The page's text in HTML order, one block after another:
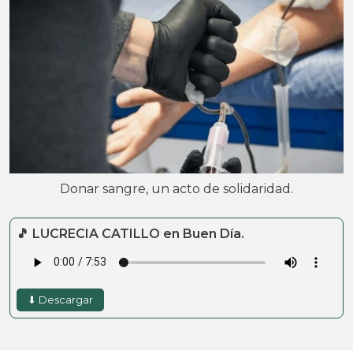
Donar sangre, un acto de solidaridad.
🎵 LUCRECIA CATILLO en Buen Día.
⬇ Descargar